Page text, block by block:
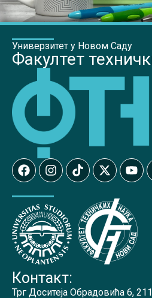
Универзитет у Новом Саду
Факултет
Контакт:
Трг Доситеја Обрадовића 6,